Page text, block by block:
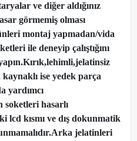
ve diğer aldığınız
görmemiş olması
montaj yapmadan/vida
ile deneyip çalıştığını
ise yedek parça
yardımcı
soketleri hasarlı
lcd kısmı ve dış dokunmatik
jelatinleri